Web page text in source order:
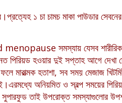
১ চা চামচ মাকা পাউডার
menopause সমস্যায় যেসব
হওয়ার দুই সপ্তাহ আগে দেখা
মারাত্মক হতাশা, সব সময় মেজাজ
অনিয়মিত ও স্বল্প সময়ের
তাই উপরোক্ত সমস্যাগুলোর